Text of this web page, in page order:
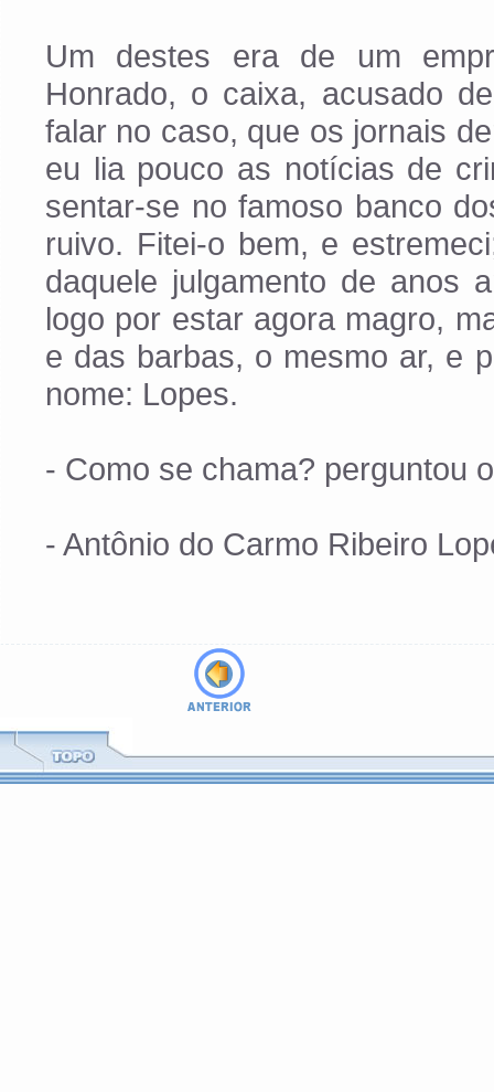
Um destes era de um
Honrado, o caixa, acusado
falar no caso, que os jornais
eu lia pouco as notícias de
sentar-se no famoso banco
ruivo. Fitei-o bem, e
daquele julgamento de anos
logo por estar agora magro,
e das barbas, o mesmo ar, e
nome: Lopes.
- Como se chama? perguntou
- Antônio do Carmo Ribeiro